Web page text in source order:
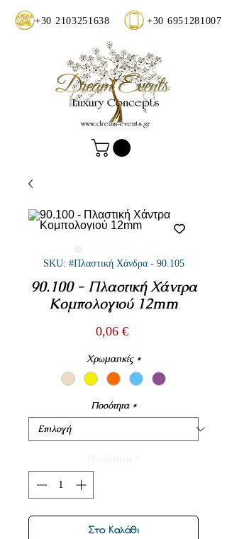
+30 2103251638 +30 6951281007
SKU: #Πλαστική Χάνδρα - 90.105
90.100 - Πλαστική Χάντρα
Κομπολογιού 12mm
0,06 €Τιμή
Χρωματικές *
Ποσότητα *
Στο Καλάθι